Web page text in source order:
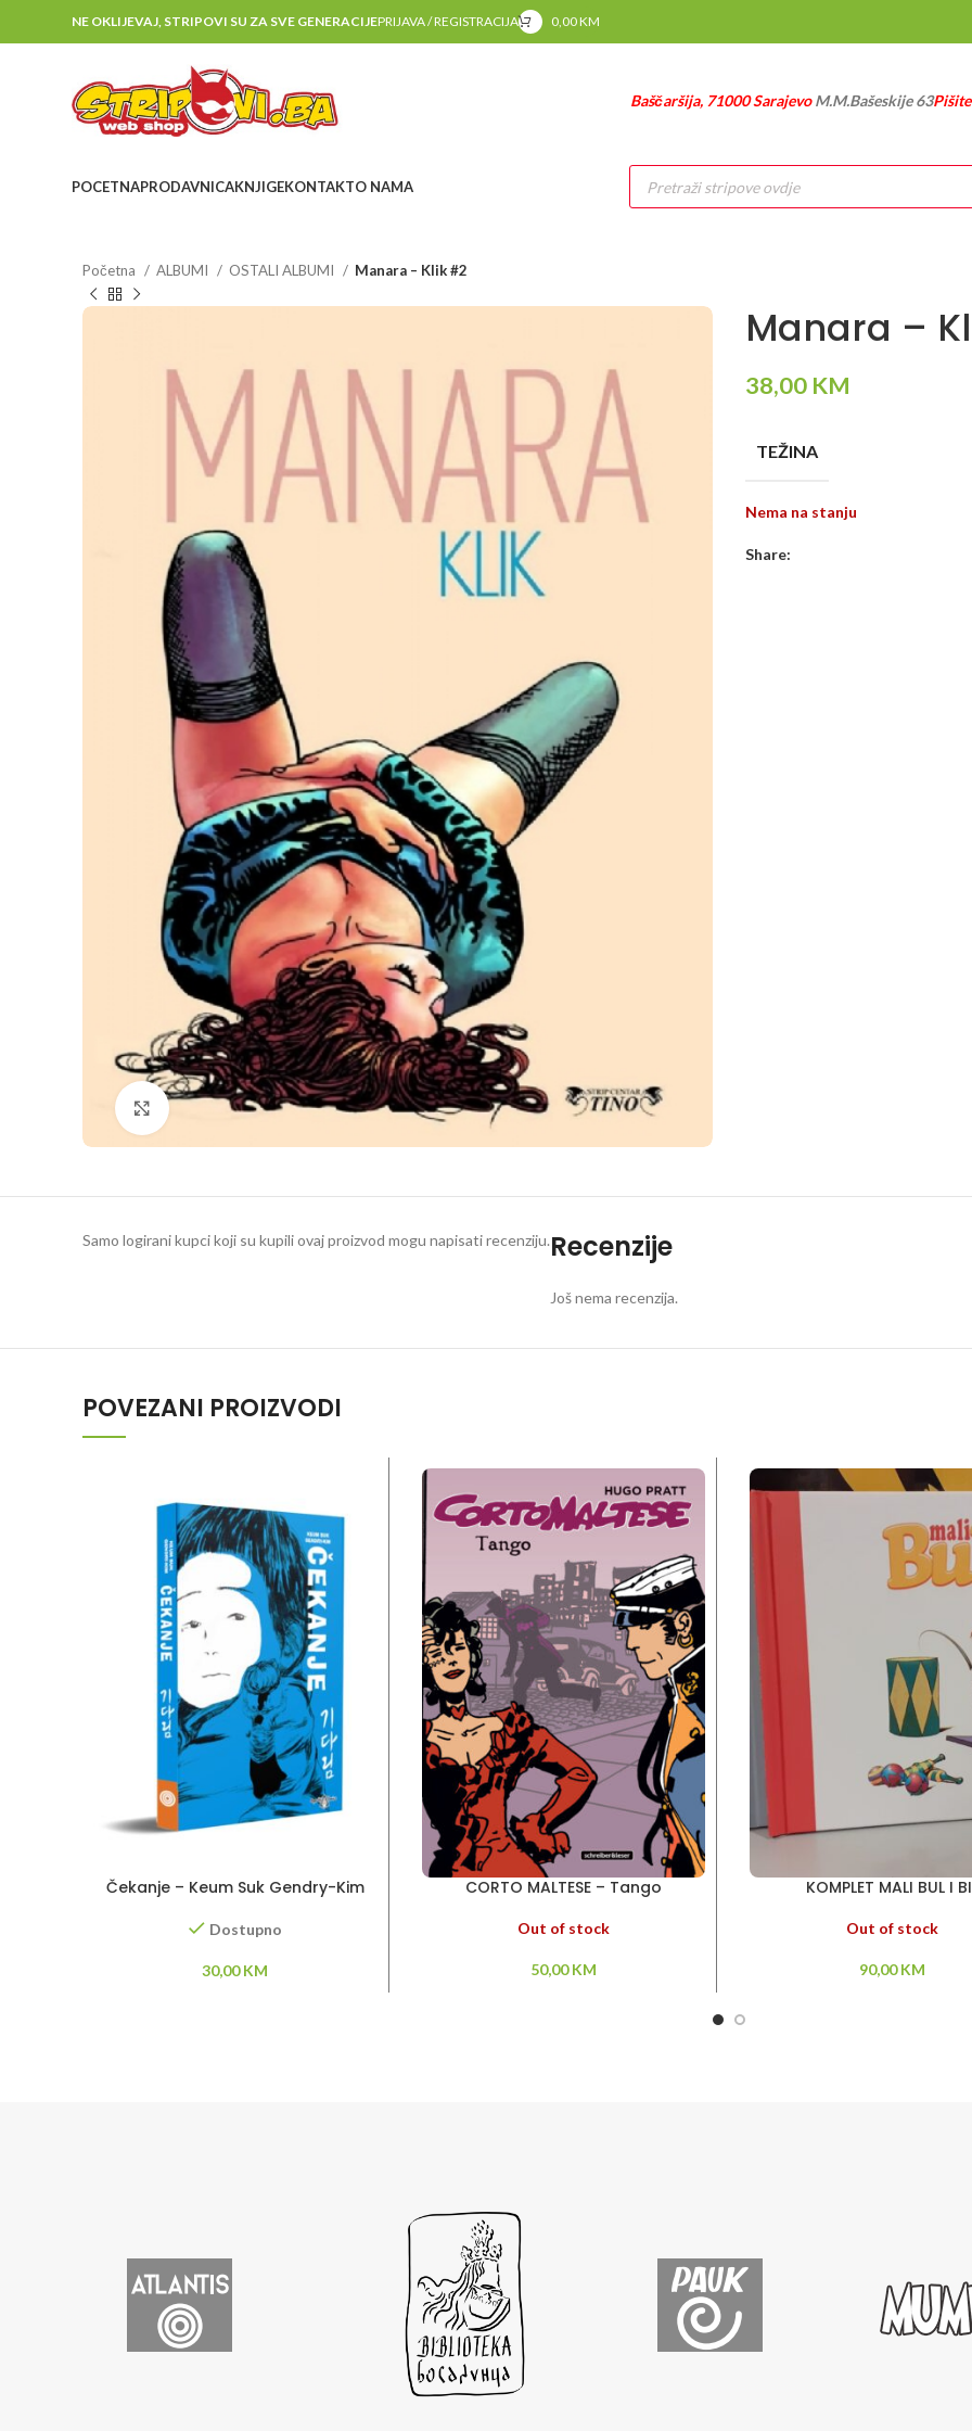
NE OKLIJEVAJ, STRIPOVI SU ZA SVE GENERACIJEPRIJAVA / REGISTRACIJA 0,00KM
Baščaršija, 71000 SarajevoM.M.Bašeskije 63
POCETNAPRODAVNICAKNJIGEKONTAKTO NAMA
Products
search
Početna ALBUMI OSTALI ALBUMI Manara – Klik #2
Klikni da povečaš
Manara –
38,00 KM
TEŽINA
Nema na stanju
Share:
Recenzije
Još nema recenzija.
Samo logirani kupci koji su kupili ovaj proizvod mogu napisati recenziju.
POVEZANI PROIZVODI
Čekanje – Keum Suk Gendry-Kim
Dostupno
30,00KM
CORTO MALTESE – Tango
Out of stock
50,00KM
KOMPLET MALI BUL I
Out of stock
90,00KM